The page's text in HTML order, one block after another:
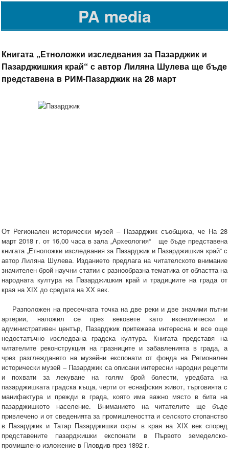
PA media
Книгата „Етноложки изследвания за Пазарджик и
Пазарджишкия край“ с автор Лиляна Шулева ще бъде
представена в РИМ-Пазарджик на 28 март
От Регионален исторически музей – Пазарджик съобщиха, че На 28
март 2018 г. от 16,00 часа в зала „Археология“ ще бъде представена
книгата „Етноложки изследвания за Пазарджик и Пазарджишкия край“ с
автор Лиляна Шулева. Изданието предлага на читателското внимание
значителен брой научни статии с разнообразна тематика от областта на
народната култура на Пазарджишкия край и традициите на града от
края на ХІХ до средата на ХХ век.
Разположен на пресечната точка на две реки и две значими пътни
артерии, наложил се през вековете като икономически и
административен център, Пазарджик притежава интересна и все още
недостатъчно изследвана градска култура. Книгата представя на
читателите реконструкция на празниците и забавленията в града, а
чрез разглеждането на музейни експонати от фонда на Регионален
исторически музей – Пазарджик са описани интересни народни рецепти
и похвати за лекуване на голям брой болести, уредбата на
пазарджишката градска къща, черти от еснафския живот, търговията с
манифактура и прежди в града, която има важно място в бита на
пазарджишкото население. Вниманието на читателите ще бъде
привлечено и от сведенията за промишлеността и селското стопанство
в Пазарджик и Татар Пазарджишки окръг в края на ХІХ век според
представените пазарджишки експонати в Първото земеделско-
промишлено изложение в Пловдив през 1892 г.